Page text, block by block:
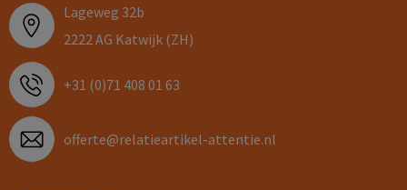
Lageweg 32b
2222 AG Katwijk (ZH)
+31 (0)71 408 01 63
offerte@relatieartikel-attentie.nl